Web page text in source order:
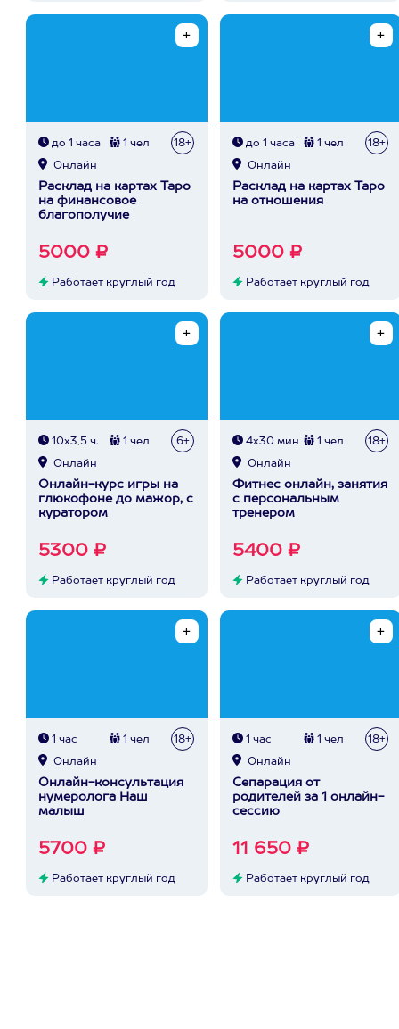
до 1 часа 1 чел 18+
Онлайн
Расклад на картах Таро
на финансовое
благополучие
5000 ₽
Работает круглый год
до 1 часа 1 чел 18+
Онлайн
Расклад на картах Таро
на отношения
5000 ₽
Работает круглый год
10х3,5 ч. 1 чел 6+
Онлайн
Онлайн-курс игры на
глюкофоне до мажор, с
куратором
5300 ₽
Работает круглый год
4х30 мин 1 чел 18+
Онлайн
Фитнес онлайн, занятия
с персональным
тренером
5400 ₽
Работает круглый год
1 час 1 чел 18+
Онлайн
Онлайн-консультация
нумеролога Наш
малыш
5700 ₽
Работает круглый год
1 час 1 чел 18+
Онлайн
Сепарация от
родителей за 1 онлайн-
сессию
11 650 ₽
Работает круглый год